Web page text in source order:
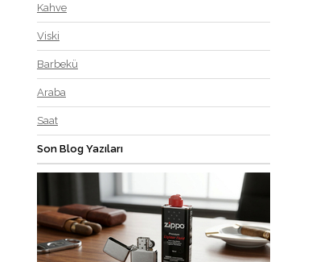
Kahve
Viski
Barbekü
Araba
Saat
Son Blog Yazıları